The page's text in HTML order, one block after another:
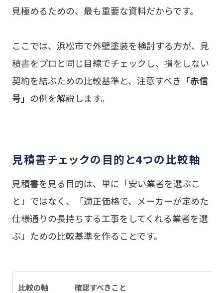
見極めるための、最も重要な資料だからです。
ここでは、浜松市で外壁塗装を検討する方が、見
積書をプロと同じ目線でチェックし、損をしない
契約を結ぶための比較基準と、注意すべき 「赤信
号」 の例を解説します。
見積書チェックの目的と4つの比較軸
見積書を見る目的は、単に「安い業者を選ぶこ
と」ではなく、「適正価格で、メーカーが定めた
仕様通りの長持ちする工事をしてくれる業者を選
ぶ」ための比較基準を作ることです。
比較の軸 確認すべきこと